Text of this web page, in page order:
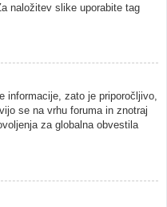
naložitev slike uporabite tag
informacije, zato je priporočljivo,
se na vrhu foruma in znotraj
za globalna obvestila